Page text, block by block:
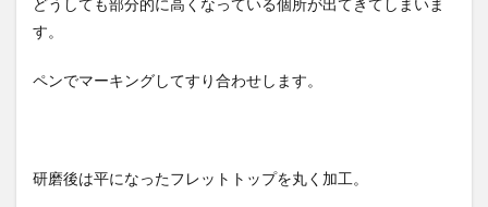
す。
ペンでマーキングしてすり合わせします。
研磨後は平になったフレットトップを丸く加工。